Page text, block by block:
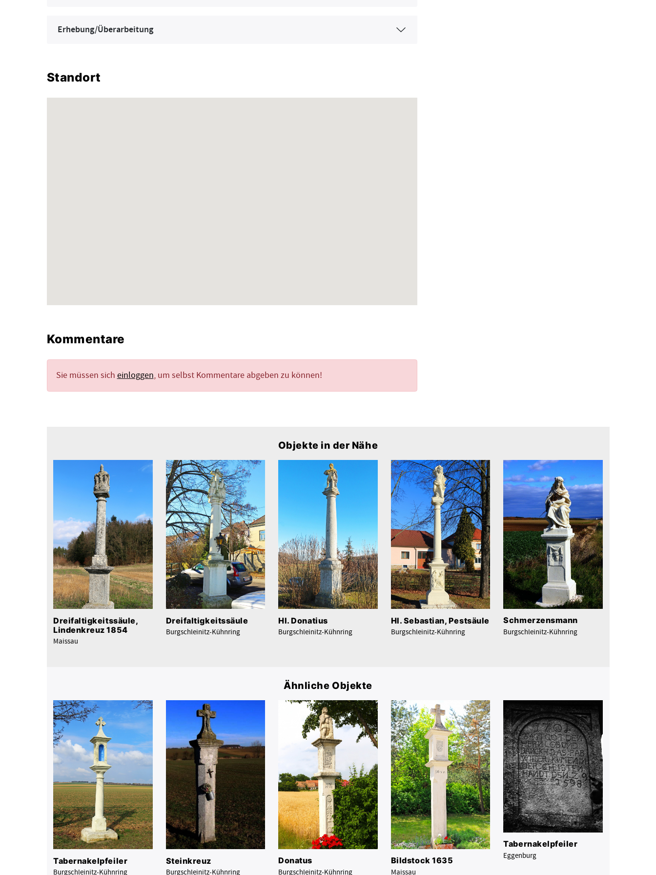
Erhebung/Überarbeitung
Standort
Kommentare
Sie müssen sich einloggen, um selbst Kommentare abgeben zu können!
Objekte in der Nähe
Dreifaltigkeitssäule,
Lindenkreuz 1854
Maissau
Dreifaltigkeitssäule
Burgschleinitz-Kühnring
Hl. Donatius
Burgschleinitz-Kühnring
Hl. Sebastian, Pestsäule
Burgschleinitz-Kühnring
Schmerzensmann
Burgschleinitz-Kühnring
Ähnliche Objekte
Tabernakelpfeiler
Burgschleinitz-Kühnring
Steinkreuz
Burgschleinitz-Kühnring
Donatus
Burgschleinitz-Kühnring
Bildstock 1635
Maissau
Tabernakelpfeiler
Eggenburg